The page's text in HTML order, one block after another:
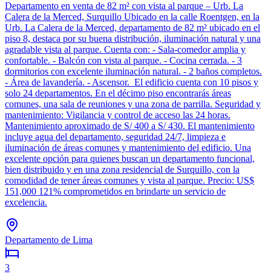
Departamento en venta de 82 m² con vista al parque – Urb. La
Calera de la Merced, Surquillo Ubicado en la calle Roentgen, en la
Urb. La Calera de la Merced, departamento de 82 m² ubicado en el
piso 8, destaca por su buena distribución, iluminación natural y una
agradable vista al parque. Cuenta con: - Sala-comedor amplia y
confortable. - Balcón con vista al parque. - Cocina cerrada. - 3
dormitorios con excelente iluminación natural. - 2 baños completos.
- Área de lavandería. - Ascensor. El edificio cuenta con 10 pisos y
solo 24 departamentos. En el décimo piso encontrarás áreas
comunes, una sala de reuniones y una zona de parrilla. Seguridad y
mantenimiento: Vigilancia y control de acceso las 24 horas.
Mantenimiento aproximado de S/ 400 a S/ 430. El mantenimiento
incluye agua del departamento, seguridad 24/7, limpieza e
iluminación de áreas comunes y mantenimiento del edificio. Una
excelente opción para quienes buscan un departamento funcional,
bien distribuido y en una zona residencial de Surquillo, con la
comodidad de tener áreas comunes y vista al parque. Precio: US$
151,000 121% comprometidos en brindarte un servicio de
excelencia.
Departamento de Lima
3